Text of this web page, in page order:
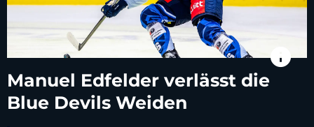
info
Manuel Edfelder verlässt die
Blue Devils Weiden